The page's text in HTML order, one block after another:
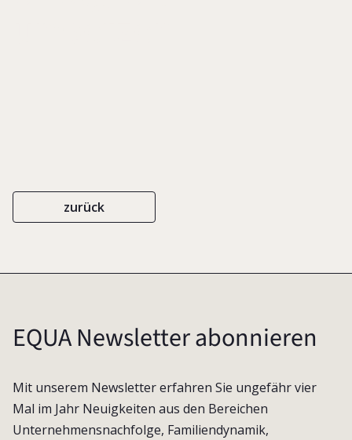
zurück
EQUA Newsletter abonnieren
Mit unserem Newsletter erfahren Sie ungefähr vier
Mal im Jahr Neuigkeiten aus den Bereichen
Unternehmensnachfolge, Familiendynamik,